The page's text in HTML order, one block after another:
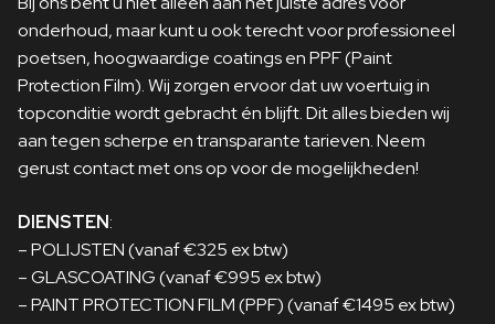
onderhoud, maar kunt u ook terecht voor professioneel
poetsen, hoogwaardige coatings en PPF (Paint
Protection Film). Wij zorgen ervoor dat uw voertuig in
topconditie wordt gebracht én blijft. Dit alles bieden wij
aan tegen scherpe en transparante tarieven. Neem
gerust contact met ons op voor de mogelijkheden!
DIENSTEN:
–POLIJSTEN(vanaf €325 ex btw)
–GLASCOATING(vanaf €995 ex btw)
–PAINT PROTECTION FILM(PPF) (vanaf €1495 ex btw)